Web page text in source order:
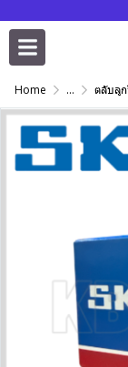
Home ... ตลับลูกปืน/เสื้อลู